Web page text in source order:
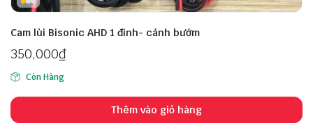
Cam lùi Bisonic AHD 1 đinh- cánh bướm
350,000₫
Còn Hàng
Thêm vào giỏ hàng